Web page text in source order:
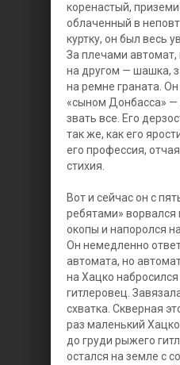
коренастый,
облаченный в
куртку, он был весь
За плечами автомат,
на другом — шашка,
на ремне граната.
«сыном Донбасса» —
звать все. Его
так же, как его
его профессия,
стихия.
Вот и сейчас он с
ребятами» ворвался
окопы и напоролся
Он немедленно
автомата, но
на Хацко
гитлеровец.
схватка. Скверная
раз маленький
до груди рыжего
остался на земле с